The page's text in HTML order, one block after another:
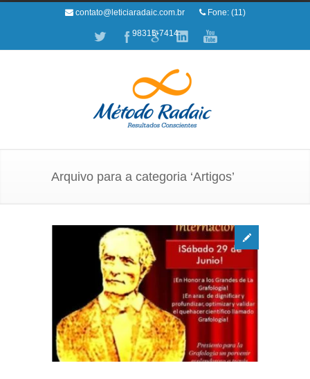
contato@leticiaradaic.com.br Fone: (11)
98315-7414
Arquivo para a categoria ‘Artigos’